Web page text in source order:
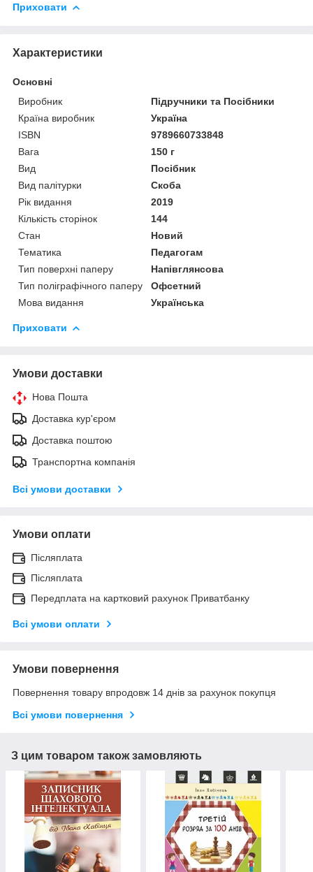
Приховати
Характеристики
Основні
Виробник
Підручники та Посібники
Країна виробник
Україна
ISBN
9789660733848
Вага
150 г
Вид
Посібник
Вид палітурки
Скоба
Рік видання
2019
Кількість сторінок
144
Стан
Новий
Тематика
Педагогам
Тип поверхні паперу
Напівглянсова
Тип поліграфічного паперу
Офсетний
Мова видання
Українська
Приховати
Умови доставки
Нова Пошта
Доставка кур'єром
Доставка поштою
Транспортна компанія
Всі умови доставки
Умови оплати
Післяплата
Післяплата
Передплата на картковий рахунок Приватбанку
Всі умови оплати
Умови повернення
Повернення товару впродовж 14 днів за рахунок покупця
Всі умови повернення
З цим товаром також замовляють